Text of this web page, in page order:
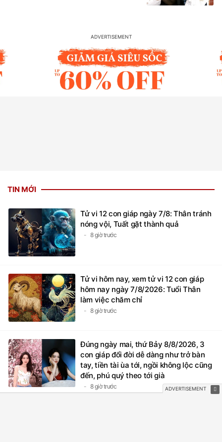
TIN MỚI
Tử vi 12 con giáp ngày 7/8: Thân tránh
nóng vội, Tuất gặt thành quả
8 giờ trước
Tử vi hôm nay, xem tử vi 12 con giáp
hôm nay ngày 7/8/2026: Tuổi Thân
làm việc chăm chỉ
8 giờ trước
Đúng ngày mai, thứ Bảy 8/8/2026, 3
con giáp đổi đời dễ dàng như trở bàn
tay, tiền tài ùa tới, ngồi không lộc cũng
đến, phú quý theo tới già
8 giờ trước